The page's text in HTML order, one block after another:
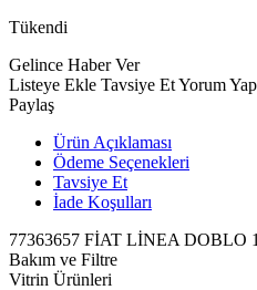
Tükendi
Gelince Haber Ver
Listeye Ekle Tavsiye EtYorum Yap
Paylaş
Ürün Açıklaması
Ödeme Seçenekleri
Tavsiye Et
İade Koşulları
77363657 FİAT LİNEA DOBLO
Bakım ve Filtre
Vitrin Ürünleri